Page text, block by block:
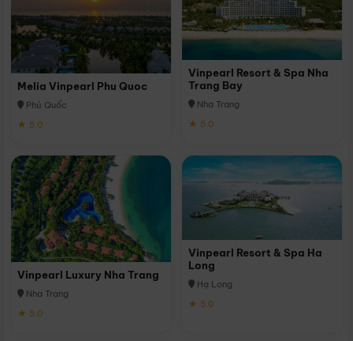
Melia Vinpearl Phu Quoc
Phú Quốc
★ 5.0
Vinpearl Resort & Spa Nha
Trang Bay
Nha Trang
★ 5.0
Vinpearl Luxury Nha Trang
Nha Trang
★ 5.0
Vinpearl Resort & Spa Ha
Long
Hạ Long
★ 5.0